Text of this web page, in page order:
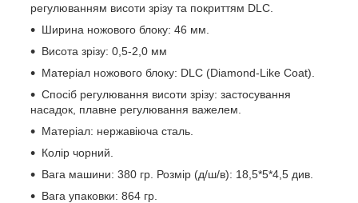
регулюванням висоти зрізу та покриттям DLC.
Ширина ножового блоку: 46 мм.
Висота зрізу: 0,5-2,0 мм
Матеріал ножового блоку: DLC (Diamond-Like Coat).
Спосіб регулювання висоти зрізу: застосування
насадок, плавне регулювання важелем.
Матеріал: нержавіюча сталь.
Колір чорний.
Вага машини: 380 гр. Розмір (д/ш/в): 18,5*5*4,5 див.
Вага упаковки: 864 гр.